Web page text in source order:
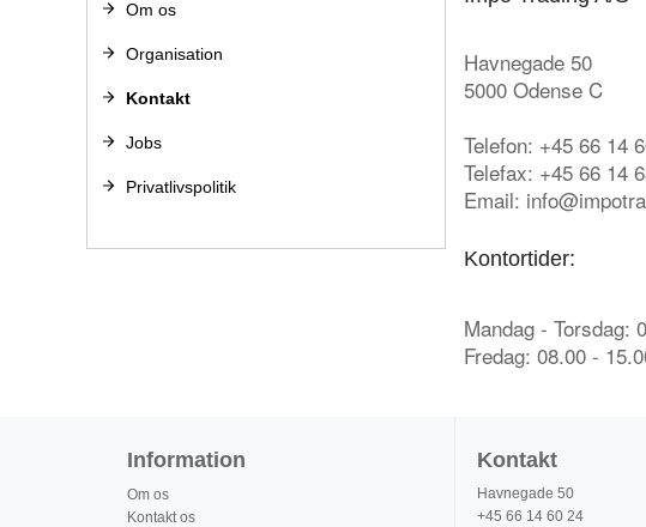
Om os
Organisation
Kontakt
Jobs
Privatlivspolitik
Havnegade 50
5000 Odense C
Telefon: +45 66 14
Telefax: +45 66 14
Email:
Kontortider:
Mandag - Torsdag:
Fredag: 08.00 -
Information
Om os
Kontakt os
Kontakt
Havnegade 50
+45 66 14 60 24